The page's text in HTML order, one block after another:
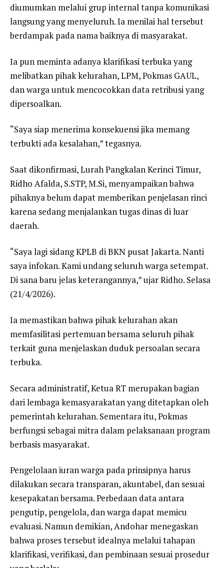
diumumkan melalui grup internal tanpa komunikasi
langsung yang menyeluruh. Ia menilai hal tersebut
berdampak pada nama baiknya di masyarakat.
Ia pun meminta adanya klarifikasi terbuka yang
melibatkan pihak kelurahan, LPM, Pokmas GAUL,
dan warga untuk mencocokkan data retribusi yang
dipersoalkan.
“Saya siap menerima konsekuensi jika memang
terbukti ada kesalahan,” tegasnya.
Saat dikonfirmasi, Lurah Pangkalan Kerinci Timur,
Ridho Afalda, S.STP, M.Si, menyampaikan bahwa
pihaknya belum dapat memberikan penjelasan rinci
karena sedang menjalankan tugas dinas di luar
daerah.
“Saya lagi sidang KPLB di BKN pusat Jakarta. Nanti
saya infokan. Kami undang seluruh warga setempat.
Di sana baru jelas keterangannya,” ujar Ridho. Selasa
(21/4/2026).
Ia memastikan bahwa pihak kelurahan akan
memfasilitasi pertemuan bersama seluruh pihak
terkait guna menjelaskan duduk persoalan secara
terbuka.
Secara administratif, Ketua RT merupakan bagian
dari lembaga kemasyarakatan yang ditetapkan oleh
pemerintah kelurahan. Sementara itu, Pokmas
berfungsi sebagai mitra dalam pelaksanaan program
berbasis masyarakat.
Pengelolaan iuran warga pada prinsipnya harus
dilakukan secara transparan, akuntabel, dan sesuai
kesepakatan bersama. Perbedaan data antara
pengutip, pengelola, dan warga dapat memicu
evaluasi. Namun demikian, Andohar menegaskan
bahwa proses tersebut idealnya melalui tahapan
klarifikasi, verifikasi, dan pembinaan sesuai prosedur